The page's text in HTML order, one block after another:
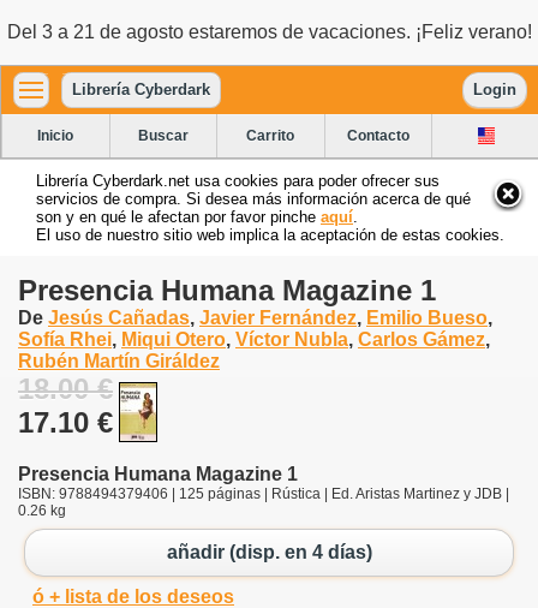
Del 3 a 21 de agosto estaremos de vacaciones. ¡Feliz verano!
Librería Cyberdark Login
Inicio Buscar Carrito Contacto
Librería Cyberdark.net usa cookies para poder ofrecer sus
servicios de compra. Si desea más información acerca de qué
son y en qué le afectan por favor pinche aquí
El uso de nuestro sitio web implica la aceptación de estas cookies.
Presencia Humana Magazine 1
De Jesús Cañadas, Javier Fernández, Emilio Bueso,
Sofía Rhei, Miqui Otero, Víctor Nubla, Carlos Gámez,
Rubén Martín Giráldez
18.00 €
17.10 €
Presencia Humana Magazine 1
ISBN: 9788494379406 | 125 páginas | Rústica | Ed. Aristas Martinez y JDB |
0.26 kg
añadir (disp. en 4 días)
ó + lista de los deseos